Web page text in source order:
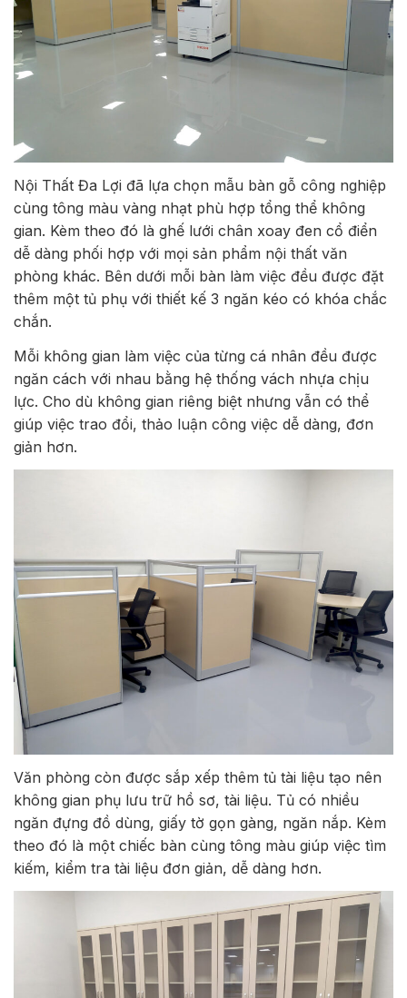
Nội Thất Đa Lợi đã lựa chọn mẫu bàn gỗ công nghiệp
cùng tông màu vàng nhạt phù hợp tổng thể không
gian. Kèm theo đó là ghế lưới chân xoay đen cổ điển
dễ dàng phối hợp với mọi sản phẩm nội thất văn
phòng khác. Bên dưới mỗi bàn làm việc đều được đặt
thêm một tủ phụ với thiết kế 3 ngăn kéo có khóa chắc
chắn.
Mỗi không gian làm việc của từng cá nhân đều được
ngăn cách với nhau bằng hệ thống vách nhựa chịu
lực. Cho dù không gian riêng biệt nhưng vẫn có thể
giúp việc trao đổi, thảo luận công việc dễ dàng, đơn
giản hơn.
Văn phòng còn được sắp xếp thêm tủ tài liệu tạo nên
không gian phụ lưu trữ hồ sơ, tài liệu. Tủ có nhiều
ngăn đựng đồ dùng, giấy tờ gọn gàng, ngăn nắp. Kèm
theo đó là một chiếc bàn cùng tông màu giúp việc tìm
kiếm, kiểm tra tài liệu đơn giản, dễ dàng hơn.